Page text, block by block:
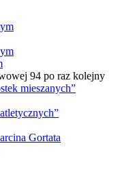
94 po raz kolejny
mieszanych”
Gortata